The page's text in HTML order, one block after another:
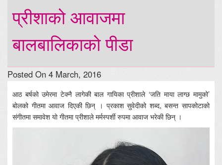
प्रीशाको आवाजमा
बालबालिकाको पीडा
Posted On 4 March, 2016
आठ बर्षको उमेरमा टेक्नै लागेकी बाल गायिका प्रीशाले ‘जति माया लाग्छ मामुको’
बोलको गीतमा आवाज दिएकी छिन् । प्रकाश सुवेदीको शब्द, बसन्त सापकोटाको
संगीतमा समावेश यो गीतमा प्रीशाले मर्मस्पर्शी रुपमा आवाज भरेकी छिन् ।